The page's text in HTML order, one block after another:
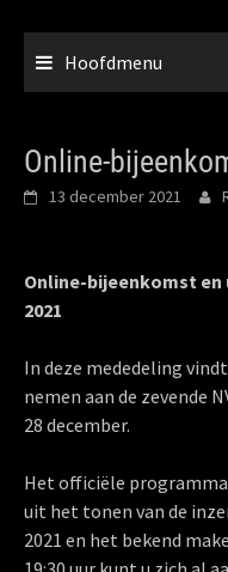
Hoofdmenu
Online-
13 december 2021
Online-bijeenkomst en
2021
In deze mededeling
nemen aan de zevende
28 december.
Het officiële
uit het tonen van de
2021 en het bekend